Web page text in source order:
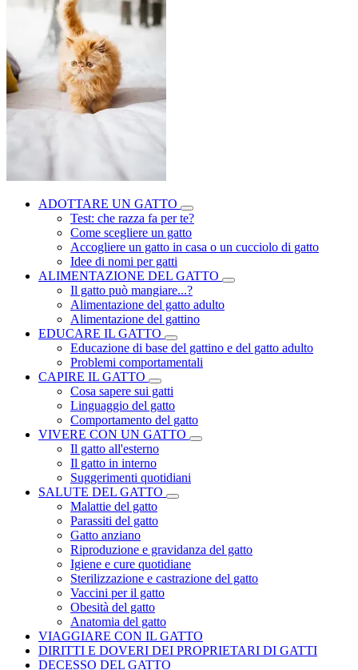
ADOTTARE UN GATTO
Test: che razza fa per te?
Come scegliere un gatto
Accogliere un gatto in casa o un cucciolo di gatto
Idee di nomi per gatti
ALIMENTAZIONE DEL GATTO
Il gatto può mangiare...?
Alimentazione del gatto adulto
Alimentazione del gattino
EDUCARE IL GATTO
Educazione di base del gattino e del gatto adulto
Problemi comportamentali
CAPIRE IL GATTO
Cosa sapere sui gatti
Linguaggio del gatto
Comportamento del gatto
VIVERE CON UN GATTO
Il gatto all'esterno
Il gatto in interno
Suggerimenti quotidiani
SALUTE DEL GATTO
Malattie del gatto
Parassiti del gatto
Gatto anziano
Riproduzione e gravidanza del gatto
Igiene e cure quotidiane
Sterilizzazione e castrazione del gatto
Vaccini per il gatto
Obesità del gatto
Anatomia del gatto
VIAGGIARE CON IL GATTO
DIRITTI E DOVERI DEI PROPRIETARI DI GATTI
DECESSO DEL GATTO